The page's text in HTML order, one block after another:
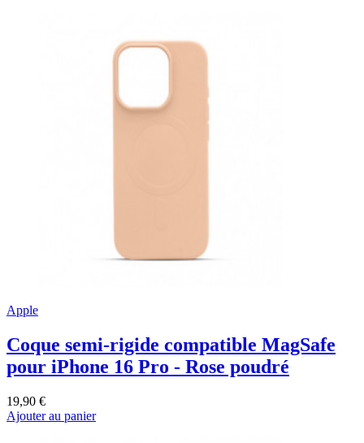
Apple
Coque semi-rigide compatible MagSafe
pour iPhone 16 Pro - Rose poudré
19,90 €
Ajouter au panier